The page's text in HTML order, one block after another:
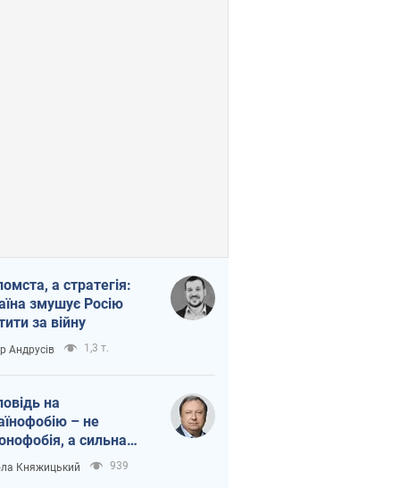
а стратегія:
змушує Росію
за війну
Андрусів 1,3 т.
на
– не
а сильна
держава
Княжицький 939